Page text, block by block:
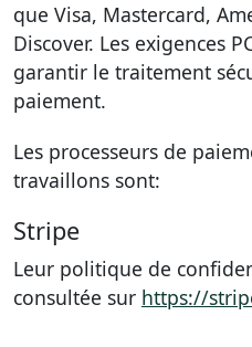
que Visa, Mastercard,
Discover. Les exigences
garantir le traitement
paiement.
Les processeurs de
travaillons sont:
Stripe
Leur politique de
consultée sur https://